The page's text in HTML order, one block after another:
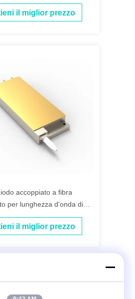
il miglior prezzo
accoppiato a fibra
per lunghezza d'onda di
260 W
il miglior prezzo